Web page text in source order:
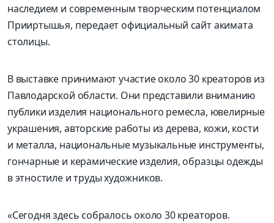
наследием и современным творческим потенциалом
Прииртышья, передает официальный сайт акимата
столицы.
В выставке принимают участие около 30 креаторов из
Павлодарской области. Они представили вниманию
публики изделия национального ремесла, ювелирные
украшения, авторские работы из дерева, кожи, кости
и металла, национальные музыкальные инструменты,
гончарные и керамические изделия, образцы одежды
в этностиле и труды художников.
«Сегодня здесь собралось около 30 креаторов.